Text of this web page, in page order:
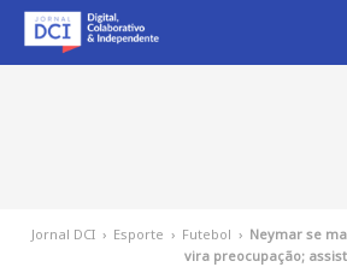
Jornal DCI › Esporte › Futebol › Neymar se
vira preocupação;